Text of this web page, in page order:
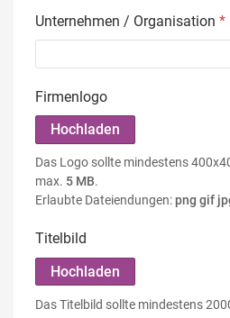
Unternehmen / Organisation *
Firmenlogo
Hochladen
Das Logo sollte mindestens
max. 5 MB.
Erlaubte Dateiendungen:png gif
Titelbild
Hochladen
Das Titelbild sollte mindestens